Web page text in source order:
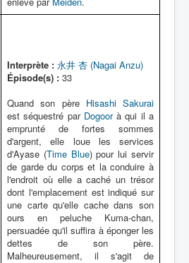
Interprète : 永井 杏 (Nagai Anzu)
Épisode(s) : 33
Quand son père Hisashi Sakurai
est séquestré par Dogoorà qui il a
emprunté de fortes sommes
d'argent, elle loue les services
d'Ayase (Time Blue) pour lui servir
de garde du corps et la conduire à
l'endroit où elle a caché un trésor
dont l'emplacement est indiqué sur
une carte qu'elle cache dans son
ours en peluche Kuma-chan,
persuadée qu'il suffira à éponger les
dettes de son père.
Malheureusement, il s'agit de